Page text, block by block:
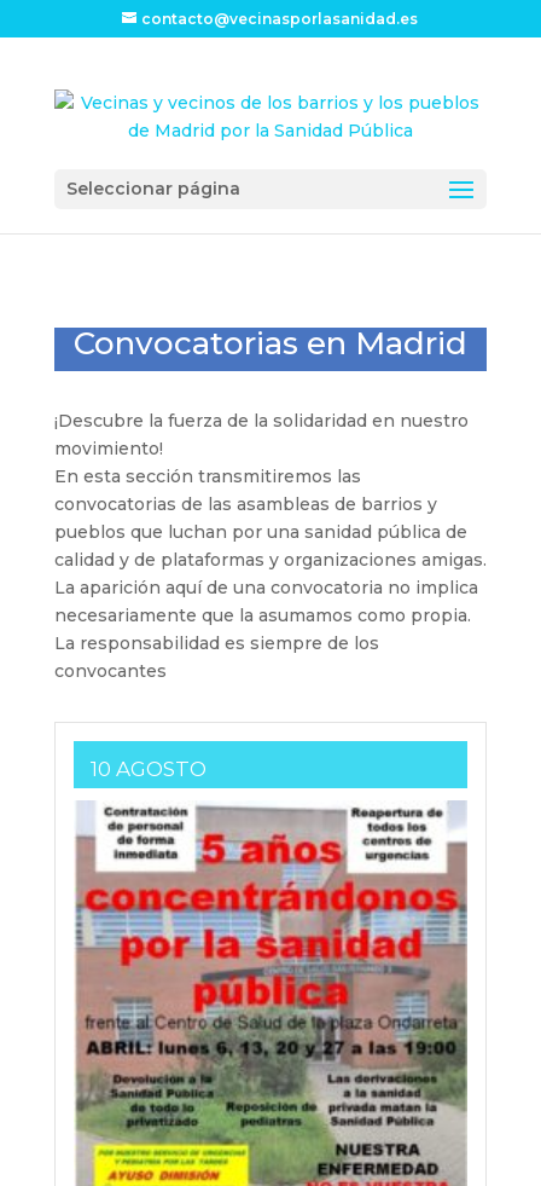
contacto@vecinasporlasanidad.es
Seleccionar página
Convocatorias en Madrid
¡Descubre la fuerza de la solidaridad en nuestro
movimiento!
En esta sección transmitiremos las
convocatorias de las asambleas de barrios y
pueblos que luchan por una sanidad pública de
calidad y de plataformas y organizaciones amigas.
La aparición aquí de una convocatoria no implica
necesariamente que la asumamos como propia.
La responsabilidad es siempre de los
convocantes
10 AGOSTO